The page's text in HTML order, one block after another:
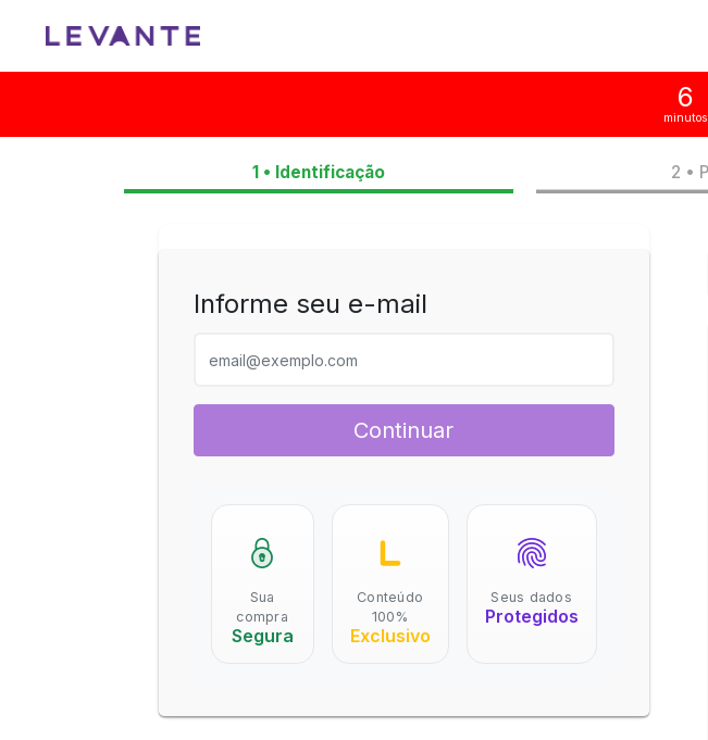
6
minutos
1 • Identificação
Informe seu e-mail
Continuar
Sua
compra
Segura
Conteúdo
100%
Exclusivo
Seus dados
Protegidos